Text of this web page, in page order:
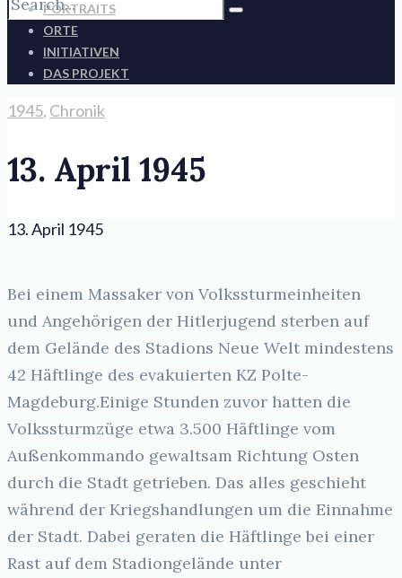
PORTRAITS
ORTE
INITIATIVEN
DAS PROJEKT
1945, Chronik
13. April 1945
13. April 1945
Bei einem Massaker von Volkssturmeinheiten
und Angehörigen der Hitlerjugend sterben auf
dem Gelände des Stadions Neue Welt mindestens
42 Häftlinge des evakuierten KZ Polte-
Magdeburg.Einige Stunden zuvor hatten die
Volkssturmzüge etwa 3.500 Häftlinge vom
Außenkommando gewaltsam Richtung Osten
durch die Stadt getrieben. Das alles geschieht
während der Kriegshandlungen um die Einnahme
der Stadt. Dabei geraten die Häftlinge bei einer
Rast auf dem Stadiongelände unter